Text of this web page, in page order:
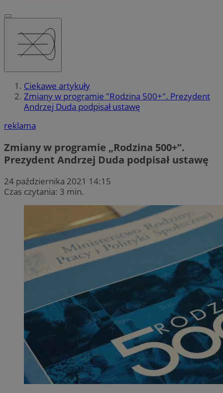
Ciekawe artykuły
Zmiany w programie "Rodzina 500+". Prezydent
Andrzej Duda podpisał ustawę
reklama
Zmiany w programie „Rodzina 500+”.
Prezydent Andrzej Duda podpisał ustawę
24 października 2021 14:15
Czas czytania: 3 min.